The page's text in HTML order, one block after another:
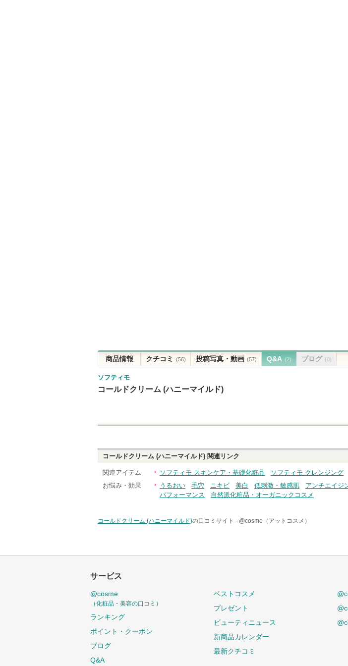
商品情報 クチコミ (56) 投稿写真・動画 (57) Q&A (2) ブログ (0)
ソフティモ
コールドクリーム (ハニーマイルド)
コールドクリーム (ハニーマイルド) 関連リンク
関連アイテム ソフティモ スキンケア・基礎化粧品 ソフティモ クレンジング
お悩み・効果
うるおい 毛穴 ニキビ 美白 低刺激・敏感肌 アンチエイジ
パフォーマンス
自然派化粧品・オーガニックコスメ
コールドクリーム (ハニーマイルド)の口コミサイト - @cosme（アットコスメ）
サービス
@cosme
（化粧品・美容の口コミ）
ランキング
ポイント・クーポン
ブログ
Q&A
ベストコスメ
プレゼント
ビューティニュース
新商品カレンダー
最新クチコミ